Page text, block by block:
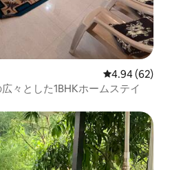
レビュー62
4.94 (62)
々とした1BHKホームステイ